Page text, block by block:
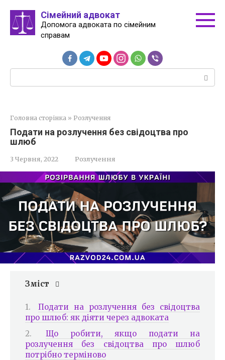
вмісту
Сімейний адвокат
Допомога адвоката по сімейним
справам
Головна сторінка » Розлучення
Подати на розлучення без свідоцтва про
шлюб
3 Червня, 2022 Розлучення
Зміст
Подати на розлучення без свідоцтва
про шлюб: як діяти через адвоката
Що робити, якщо подати на
розлучення без свідоцтва про шлюб
потрібно терміново